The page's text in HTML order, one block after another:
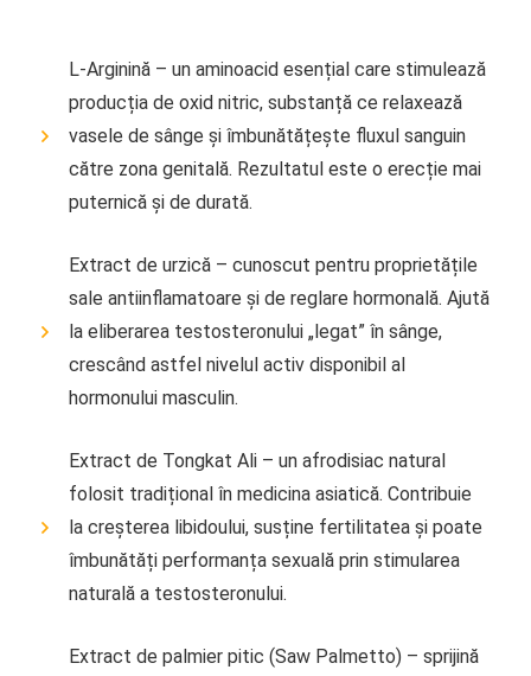
L-Arginină – un aminoacid esențial care stimulează
producția de oxid nitric, substanță ce relaxează
vasele de sânge și îmbunătățește fluxul sanguin
către zona genitală. Rezultatul este o erecție mai
puternică și de durată.
Extract de urzică – cunoscut pentru proprietățile
sale antiinflamatoare și de reglare hormonală. Ajută
la eliberarea testosteronului „legat” în sânge,
crescând astfel nivelul activ disponibil al
hormonului masculin.
Extract de Tongkat Ali – un afrodisiac natural
folosit tradițional în medicina asiatică. Contribuie
la creșterea libidoului, susține fertilitatea și poate
îmbunătăți performanța sexuală prin stimularea
naturală a testosteronului.
Extract de palmier pitic (Saw Palmetto) – sprijină